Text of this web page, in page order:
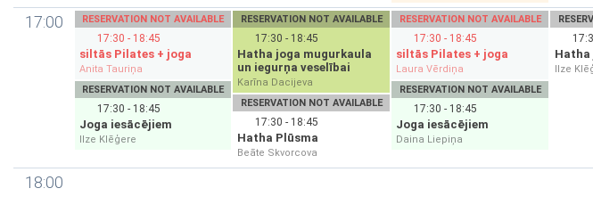
17:00 RESERVATION NOT AVAILABLE
17:30 - 18:45
siltās Pilates + joga
Anita Tauriņa
RESERVATION NOT AVAILABLE
17:30 - 18:45
Joga iesācējiem
Ilze Klēģere
RESERVATION NOT AVAILABLE
17:30 - 18:45
Hatha joga mugurkaula
un iegurņa veselībai
Karīna Dacijeva
RESERVATION NOT AVAILABLE
17:30 - 18:45
Hatha Plūsma
Beāte Skvorcova
RESERVATION NOT AVAILABLE
17:30 - 18:45
siltās Pilates + joga
Laura Vērdiņa
RESERVATION NOT AVAILABLE
17:30 - 18:45
Joga iesācējiem
Daina Liepiņa
Ilze
18:00